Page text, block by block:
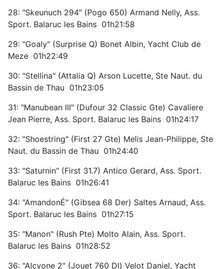
28: "Skeunuch 294" (Pogo 650) Armand Nelly, Ass.
Sport. Balaruc les Bains 01h21:58
29: "Goaly" (Surprise Q) Bonet Albin, Yacht Club de
Meze 01h22:49
30: "Stellina" (Attalia Q) Arson Lucette, Ste Naut. du
Bassin de Thau 01h23:05
31: "Manubean III" (Dufour 32 Classic Gte) Cavaliere
Jean Pierre, Ass. Sport. Balaruc les Bains 01h24:17
32: "Shoestring" (First 27 Gte) Melis Jean-Philippe, Ste
Naut. du Bassin de Thau 01h24:40
33: "Saturnin" (First 31.7) Antico Gerard, Ass. Sport.
Balaruc les Bains 01h26:41
34: "AmandonÉ" (Gibsea 68 Der) Saltes Arnaud, Ass.
Sport. Balaruc les Bains 01h27:15
35: "Manon" (Rush Pte) Molto Alain, Ass. Sport.
Balaruc les Bains 01h28:52
36: "Alcyone 2" (Jouet 760 Dl) Velot Daniel, Yacht